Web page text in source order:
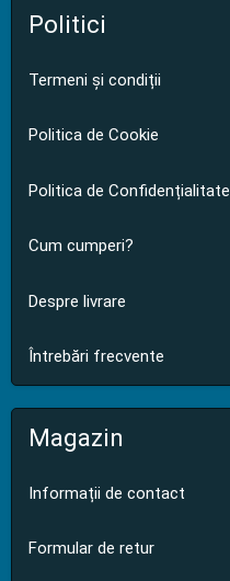
Politici
Termeni și condiții
Politica de Cookie
Politica de Confidențialitate
Cum cumperi?
Despre livrare
Întrebări frecvente
Magazin
Informații de contact
Formular de retur